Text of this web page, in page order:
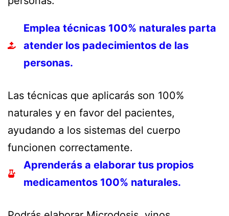
Emplea técnicas 100% naturales parta
atender los padecimientos de las
personas.
Las técnicas que aplicarás son 100%
naturales y en favor del pacientes,
ayudando a los sistemas del cuerpo
funcionen correctamente.
Aprenderás a elaborar tus propios
medicamentos 100% naturales.